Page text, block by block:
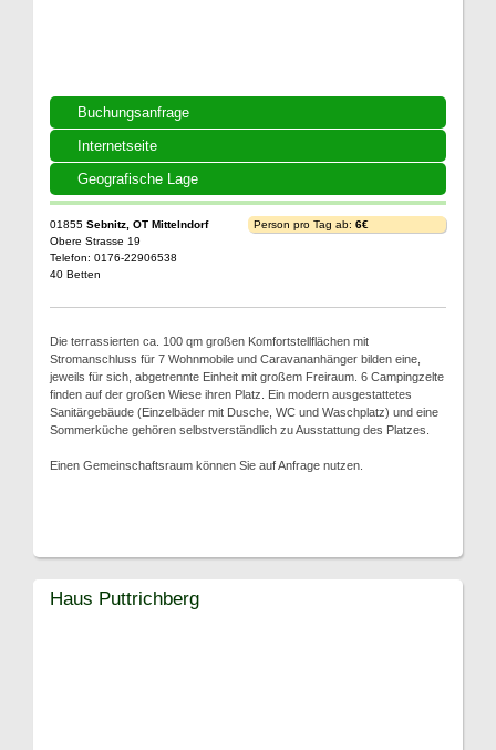
Buchungsanfrage
Internetseite
Geografische Lage
01855 Sebnitz, OT Mittelndorf
Obere Strasse 19
Telefon: 0176-22906538
40 Betten
Person pro Tag ab: 6€
Die terrassierten ca. 100 qm großen Komfortstellflächen mit
Stromanschluss für 7 Wohnmobile und Caravananhänger bilden eine,
jeweils für sich, abgetrennte Einheit mit großem Freiraum. 6 Campingzelte
finden auf der großen Wiese ihren Platz. Ein modern ausgestattetes
Sanitärgebäude (Einzelbäder mit Dusche, WC und Waschplatz) und eine
Sommerküche gehören selbstverständlich zu Ausstattung des Platzes.
Einen Gemeinschaftsraum können Sie auf Anfrage nutzen.
Haus Puttrichberg